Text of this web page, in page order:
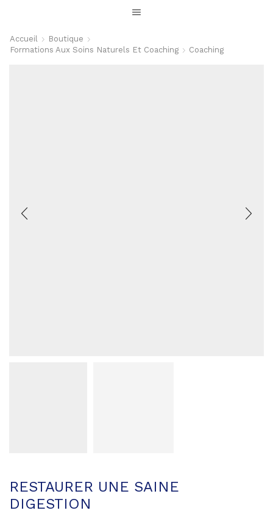
Accueil
Boutique
Formations Aux Soins Naturels Et Coaching
Coaching
RESTAURER UNE SAINE
DIGESTION